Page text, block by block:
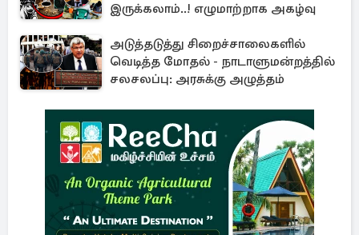
இருக்கலாம்..! எழுமாற்றாக அகழ்வு
அடுத்தடுத்து சிறைச்சாலைகளில்
வெடித்த மோதல் - நாடாளுமன்றத்தில்
சலசலப்பு: அரசுக்கு அழுத்தம்